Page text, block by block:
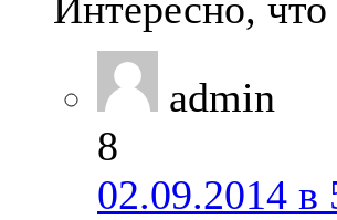
admin
8
02.09.2014 в